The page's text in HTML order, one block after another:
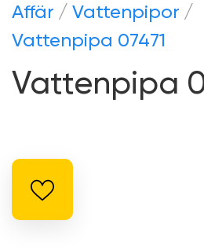
Аffär
Vattenpipor
Vattenpipa 07471
Vattenpipa